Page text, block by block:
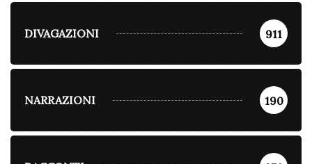
DIVAGAZIONI 911
NARRAZIONI 190